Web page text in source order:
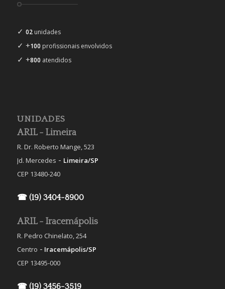
✓ 02unidades
✓ +100 profissionais envolvidos
✓ +800 atendidos
UNIDADES
ARIL - Limeira
R. Dr. Roberto Mange, 523
Jd. Mercedes - Limeira/SP
CEP 13480-240
☎ (19) 3404-8900
ARIL - Iracemápolis
R. Pedro Chinelato, 254
Centro - Iracemápolis/SP
CEP 13495-000
☎ (19) 3456-3519